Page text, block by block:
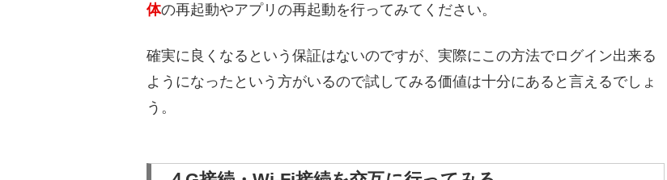
体の再起動やアプリの再起動を行ってみてください。
確実に良くなるという保証はないのですが、実際にこの方法でログイン出来る
ようになったという方がいるので試してみる価値は十分にあると言えるでしょ
う。